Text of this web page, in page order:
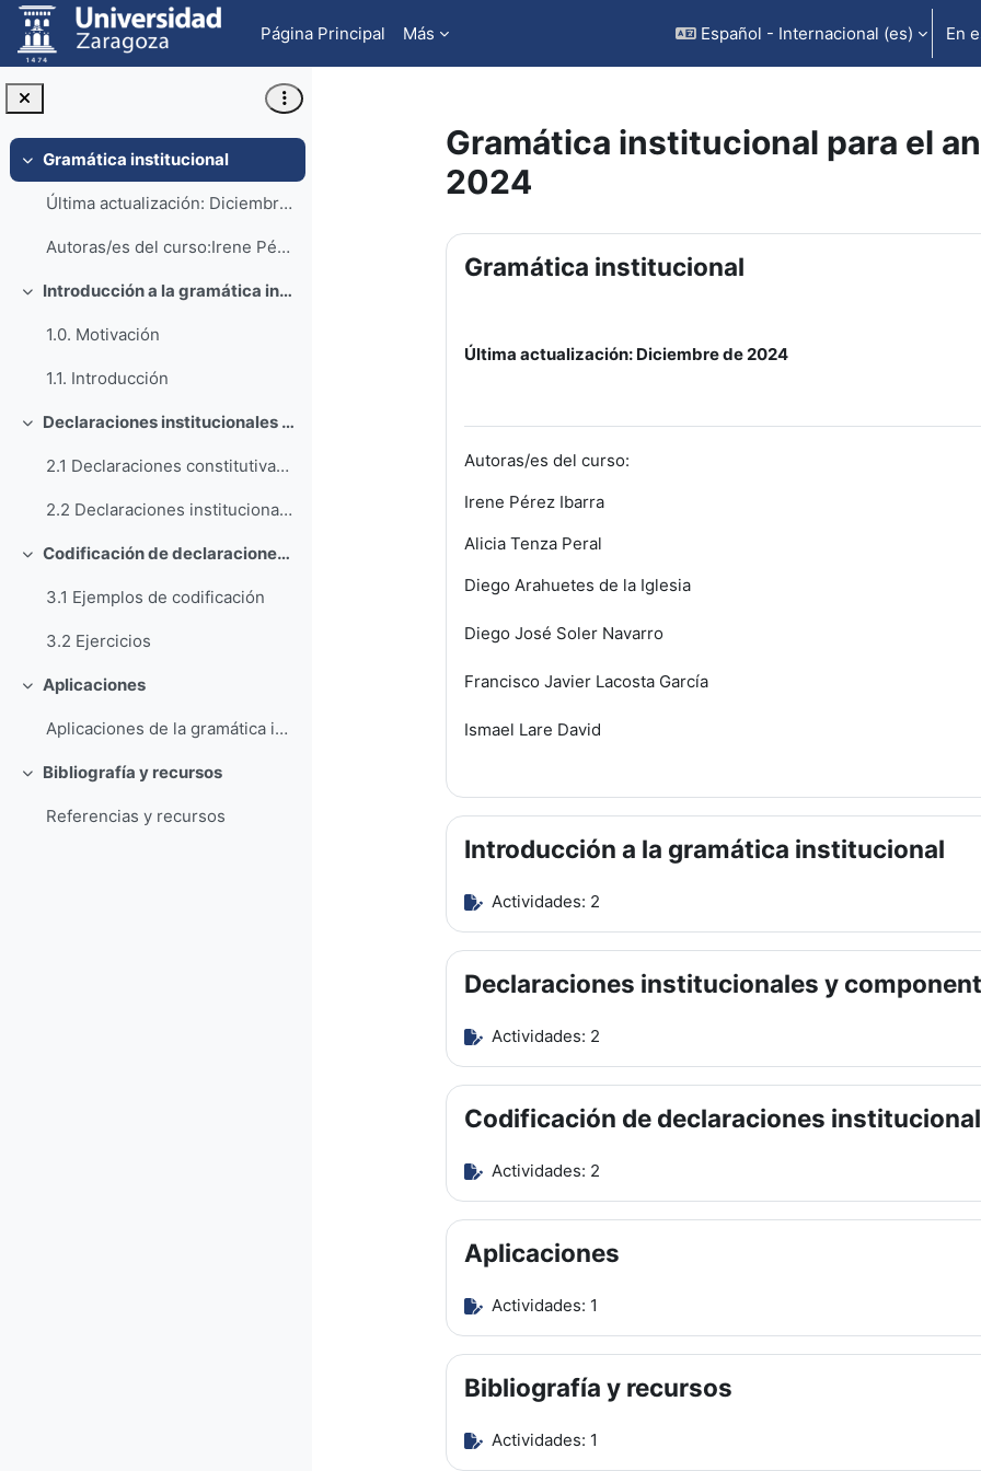
Salta al contenido principal
Página Principal
Más Español - Internacional ‎(es)‎ En
Colapsar
Gramática institucional
Última actualización: Diciembre de 2024
Autoras/es del curso:Irene Pérez IbarraAlicia Tenz...
Colapsar Introducción a la gramática institucional
1.0. Motivación
1.1. Introducción
Colapsar Declaraciones institucionales y componentes gramaticales
2.1 Declaraciones constitutivas y regulativas
2.2 Declaraciones institucionales y componentes gramaticales
Colapsar Codificación de declaraciones institucionales
3.1 Ejemplos de codificación
3.2 Ejercicios
Colapsar
Aplicaciones
Aplicaciones de la gramática institucional
Colapsar
Bibliografía y recursos
Referencias y recursos
Gramática institucional para el
2024
Perfilado de sección
Gramática institucional
Última actualización: Diciembre de 2024
Autoras/es del curso:
Irene Pérez Ibarra
Alicia Tenza Peral
Diego Arahuetes de la Iglesia
Diego José Soler Navarro
Francisco Javier Lacosta García
Ismael Lare David
Introducción a la gramática institucional
Actividades: 2
Declaraciones institucionales y
Actividades: 2
Codificación de declaraciones
Actividades: 2
Aplicaciones
Actividades: 1
Bibliografía y recursos
Actividades: 1